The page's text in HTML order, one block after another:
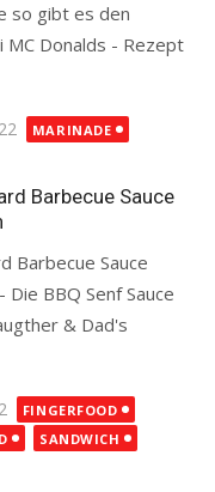
so gibt es den
MC Donalds - Rezept
MARINADE
Barbecue Sauce
Barbecue Sauce
Die BBQ Senf Sauce
& Dad's
FINGERFOOD
SANDWICH